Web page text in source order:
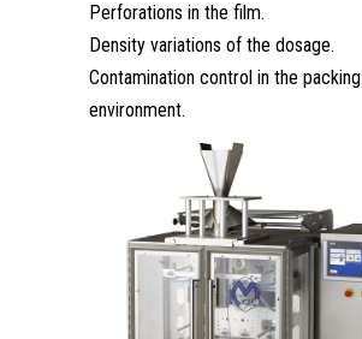
Perforations in the film.
Density variations of the dosage.
Contamination control in the packing
environment.